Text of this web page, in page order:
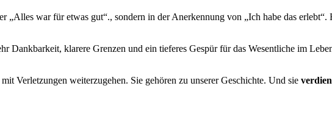
„Alles war für etwas gut“., sondern in der Anerkennung von „Ich habe das erlebt“.
Dankbarkeit, klarere Grenzen und ein tieferes Gespür für das Wesentliche im
Verletzungen weiterzugehen. Sie gehören zu unserer Geschichte. Und sie